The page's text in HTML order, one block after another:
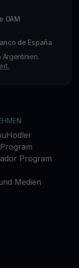
OAM
de España
Argentinien.
Program
Medien